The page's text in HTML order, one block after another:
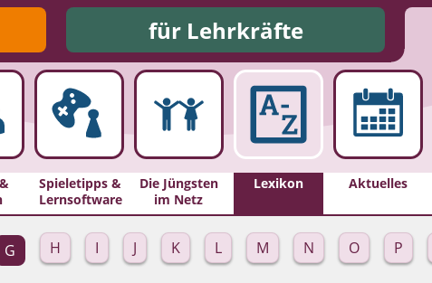
für Lehrkräfte
Spieletipps &
Lernsoftware
Die Jüngsten
im Netz
Lexikon Aktuelles
G H I J K L M N O P